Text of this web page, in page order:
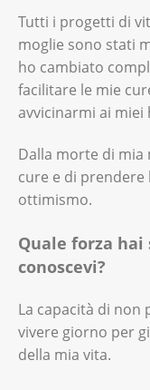
Tutti i progetti di
moglie sono stati
ho cambiato
facilitare le mie
avvicinarmi ai miei
Dalla morte di mia
cure e di prendere
ottimismo.
Quale forza
conoscevi?
La capacità di
vivere giorno per
della mia vita.